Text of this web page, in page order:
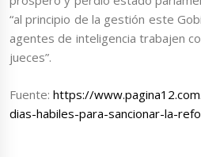
“al principio de la gestión este
agentes de inteligencia trabajen
jueces”.
Fuente:https://
dias-habiles-para-sancionar-la-